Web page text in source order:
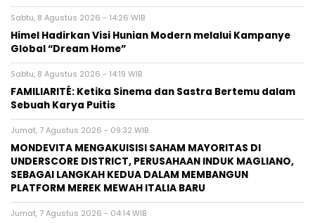
Sabtu, 8 Agustus 2026 - 14:26 WIB
Himel Hadirkan Visi Hunian Modern melalui Kampanye
Global “Dream Home”
Sabtu, 8 Agustus 2026 - 14:19 WIB
FAMILIARITÉ: Ketika Sinema dan Sastra Bertemu dalam
Sebuah Karya Puitis
Jumat, 7 Agustus 2026 - 09:32 WIB
MONDEVITA MENGAKUISISI SAHAM MAYORITAS DI
UNDERSCORE DISTRICT, PERUSAHAAN INDUK MAGLIANO,
SEBAGAI LANGKAH KEDUA DALAM MEMBANGUN
PLATFORM MEREK MEWAH ITALIA BARU
Jumat, 7 Agustus 2026 - 04:14 WIB